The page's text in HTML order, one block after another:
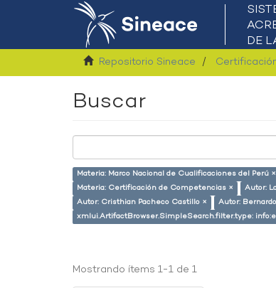
Repositorio Sineace
Buscar
Materia: Marco Nacional de Cualificaciones del Perú ×
Materia: Certificación de Competencias ×
Autor:
Autor: Cristhian Pacheco Castillo ×
Autor:
xmlui.ArtifactBrowser.SimpleSearch.filter.type:
Mostrando ítems 1-1 de 1